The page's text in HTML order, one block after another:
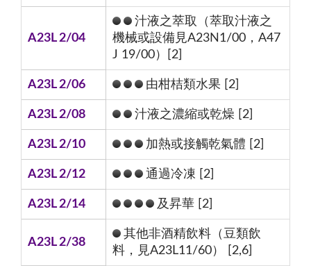
A23L 2/04
汁液之萃取（萃取汁液之
機械或設備見A23N1/00，A47
J 19/00）[2]
A23L 2/06 由柑桔類水果 [2]
A23L 2/08 汁液之濃縮或乾燥 [2]
A23L 2/10 加熱或接觸乾氣體 [2]
A23L 2/12 通過冷凍 [2]
A23L 2/14 及昇華 [2]
A23L 2/38
其他非酒精飲料（豆類飲
料，見A23L11/60） [2,6]